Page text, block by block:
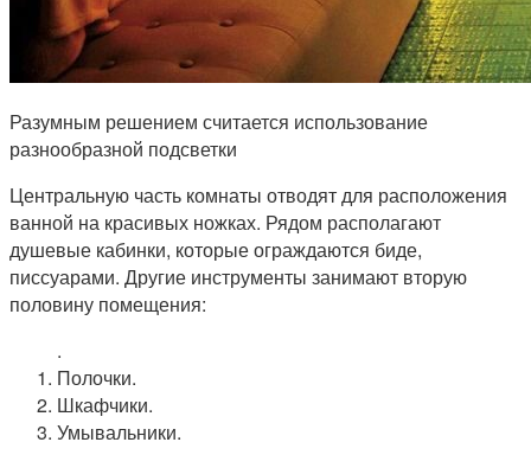
Разумным решением считается использование
разнообразной подсветки
Центральную часть комнаты отводят для расположения
ванной на красивых ножках. Рядом располагают
душевые кабинки, которые ограждаются биде,
писсуарами. Другие инструменты занимают вторую
половину помещения:
.
Полочки.
Шкафчики.
Умывальники.